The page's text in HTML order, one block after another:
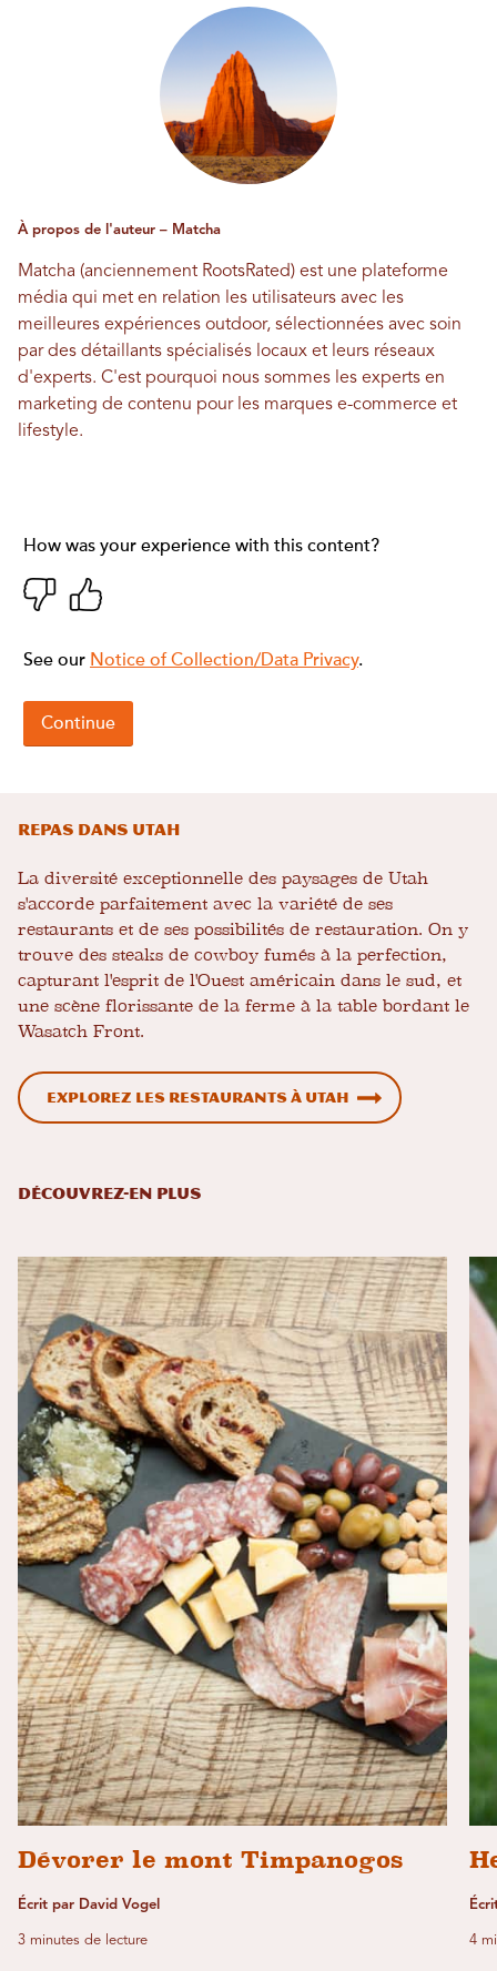
À propos de l'auteur – Matcha
Matcha (anciennement RootsRated) est une plateforme
média qui met en relation les utilisateurs avec les
meilleures expériences outdoor, sélectionnées avec soin
par des détaillants spécialisés locaux et leurs réseaux
d'experts. C'est pourquoi nous sommes les experts en
marketing de contenu pour les marques e-commerce et
lifestyle.
Repas dans Utah
La diversité exceptionnelle des paysages de Utah
s'accorde parfaitement avec la variété de ses
restaurants et de ses possibilités de restauration. On y
trouve des steaks de cowboy fumés à la perfection,
capturant l'esprit de l'Ouest américain dans le sud, et
une scène florissante de la ferme à la table bordant le
Wasatch Front.
Explorez les restaurants à Utah
DÉCOUVREZ-EN PLUS
Dévorer le mont Timpanogos
Écrit par David Vogel
3 minutes de lecture 4